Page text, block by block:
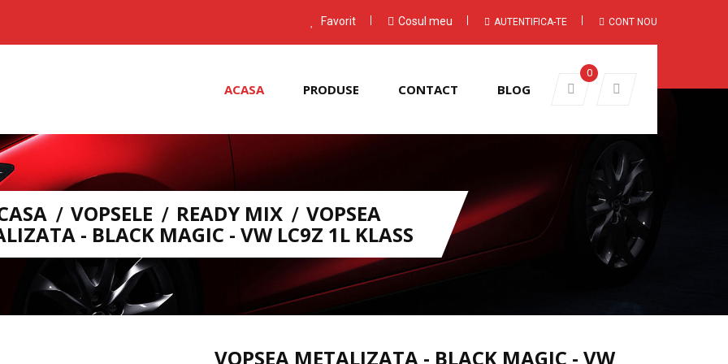
Favorit Cosul meu AUTENTIFICA-TE CONT NOU
0
ACASA PRODUSE CONTACT BLOG
VOPSELE READY MIX VOPSEA
- BLACK MAGIC - VW LC9Z 1L KLASS
VOPSEA METALIZATA - BLACK MAGIC - VW